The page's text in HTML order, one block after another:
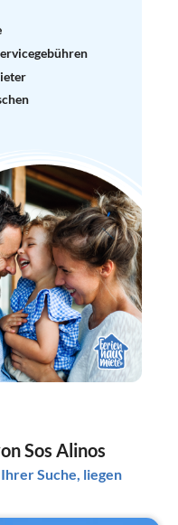
Sos Alinos
Suche, liegen